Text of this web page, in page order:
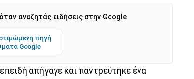
αναζητάς ειδήσεις στην Google
πηγή
Google
απήγαγε και παντρεύτηκε ένα